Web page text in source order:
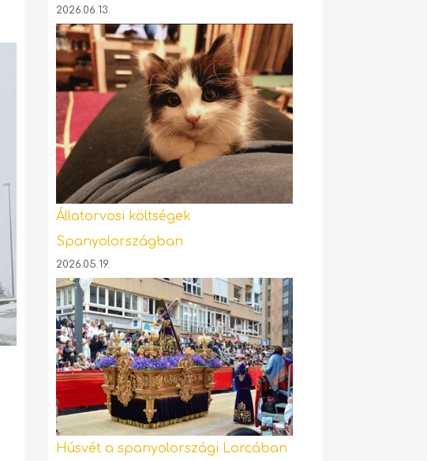
2026.06.13.
Állatorvosi költségek
Spanyolországban
2026.05.19.
Húsvét a spanyolországi Lorcában